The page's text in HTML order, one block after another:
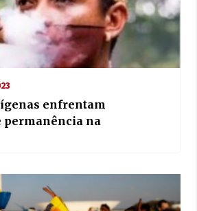
enfrentam
permanência na